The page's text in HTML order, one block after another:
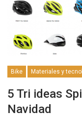
Bike Materiales y
5 Tri ideas
Navidad